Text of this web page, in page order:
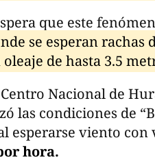
que este
se esperan rachas
de hasta 3.5
Nacional de
las condiciones de
esperarse viento con
hora.